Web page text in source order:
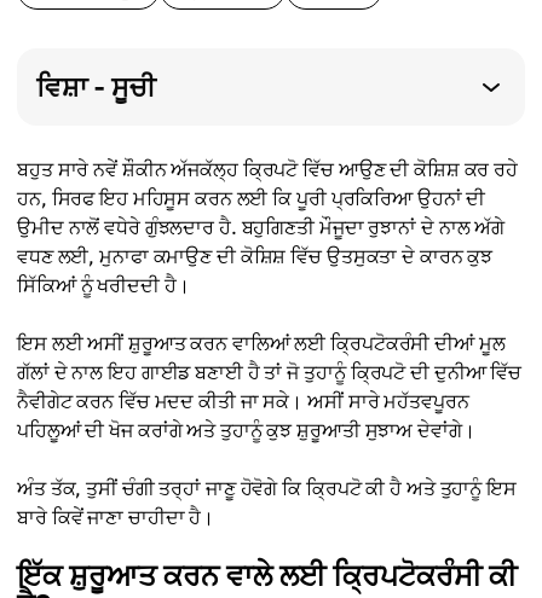
ਵਿਸ਼ਾ - ਸੂਚੀ
ਬਹੁਤ ਸਾਰੇ ਨਵੇਂ ਸ਼ੌਕੀਨ ਅੱਜਕੱਲ੍ਹ ਕ੍ਰਿਪਟੋ ਵਿੱਚ ਆਉਣ ਦੀ ਕੋਸ਼ਿਸ਼ ਕਰ ਰਹੇ
ਹਨ, ਸਿਰਫ ਇਹ ਮਹਿਸੂਸ ਕਰਨ ਲਈ ਕਿ ਪੂਰੀ ਪ੍ਰਕਿਰਿਆ ਉਹਨਾਂ ਦੀ
ਉਮੀਦ ਨਾਲੋਂ ਵਧੇਰੇ ਗੁੰਝਲਦਾਰ ਹੈ. ਬਹੁਗਿਣਤੀ ਮੌਜੂਦਾ ਰੁਝਾਨਾਂ ਦੇ ਨਾਲ ਅੱਗੇ
ਵਧਣ ਲਈ, ਮੁਨਾਫਾ ਕਮਾਉਣ ਦੀ ਕੋਸ਼ਿਸ਼ ਵਿੱਚ ਉਤਸੁਕਤਾ ਦੇ ਕਾਰਨ ਕੁਝ
ਸਿੱਕਿਆਂ ਨੂੰ ਖਰੀਦਦੀ ਹੈ।
ਇਸ ਲਈ ਅਸੀਂ ਸ਼ੁਰੂਆਤ ਕਰਨ ਵਾਲਿਆਂ ਲਈ ਕ੍ਰਿਪਟੋਕਰੰਸੀ ਦੀਆਂ ਮੂਲ
ਗੱਲਾਂ ਦੇ ਨਾਲ ਇਹ ਗਾਈਡ ਬਣਾਈ ਹੈ ਤਾਂ ਜੋ ਤੁਹਾਨੂੰ ਕ੍ਰਿਪਟੋ ਦੀ ਦੁਨੀਆ ਵਿੱਚ
ਨੈਵੀਗੇਟ ਕਰਨ ਵਿੱਚ ਮਦਦ ਕੀਤੀ ਜਾ ਸਕੇ। ਅਸੀਂ ਸਾਰੇ ਮਹੱਤਵਪੂਰਨ
ਪਹਿਲੂਆਂ ਦੀ ਖੋਜ ਕਰਾਂਗੇ ਅਤੇ ਤੁਹਾਨੂੰ ਕੁਝ ਸ਼ੁਰੂਆਤੀ ਸੁਝਾਅ ਦੇਵਾਂਗੇ।
ਅੰਤ ਤੱਕ, ਤੁਸੀਂ ਚੰਗੀ ਤਰ੍ਹਾਂ ਜਾਣੂ ਹੋਵੋਗੇ ਕਿ ਕ੍ਰਿਪਟੋ ਕੀ ਹੈ ਅਤੇ ਤੁਹਾਨੂੰ ਇਸ
ਬਾਰੇ ਕਿਵੇਂ ਜਾਣਾ ਚਾਹੀਦਾ ਹੈ।
ਇੱਕ ਸ਼ੁਰੂਆਤ ਕਰਨ ਵਾਲੇ ਲਈ ਕ੍ਰਿਪਟੋਕਰੰਸੀ ਕੀ